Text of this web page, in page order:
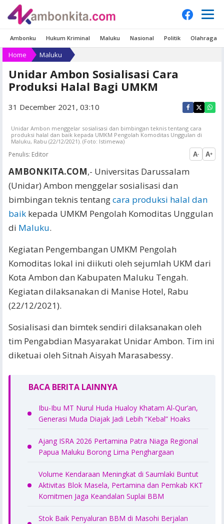
Ambonku Hukum Kriminal Maluku Nasional Politik Olahraga
Home Maluku
Unidar Ambon Sosialisasi Cara
Produksi Halal Bagi UMKM
31 December 2021, 03:10
Unidar Ambon menggelar sosialisasi dan bimbingan teknis tentang cara
produksi halal dan baik kepada UMKM Pengolah Komoditas Unggulan di
Maluku, Rabu (22/12/2021). (Foto: Istimewa)
Penulis: Editor A- A+
AMBONKITA.COM,- Universitas Darussalam
(Unidar) Ambon menggelar sosialisasi dan
bimbingan teknis tentangcara produksi halal dan
baik kepada UMKM Pengolah Komoditas Unggulan
di Maluku.
Kegiatan Pengembangan UMKM Pengolah
Komoditas lokal ini diikuti oleh sejumlah UKM dari
Kota Ambon dan Kabupaten Maluku Tengah.
Kegiatan dilaksanakan di Manise Hotel, Rabu
(22/12/2021).
Sosialisasi dan bimtek sendiri dilaksanakan oleh
tim Pengabdian Masyarakat Unidar Ambon. Tim ini
diketuai oleh Sitnah Aisyah Marasabessy.
BACA BERITA LAINNYA
Ibu-Ibu MT Nurul Huda Hualoy Khatam Al-Qur’an,
Generasi Muda Diajak Jadi Lebih “Kebal” Hoaks
Ajang ISRA 2026 Pertamina Patra Niaga Regional
Papua Maluku Borong Lima Penghargaan
Volume Kendaraan Meningkat di Saumlaki Buntut
Aktivitas Blok Masela, Pertamina dan Pemkab KKT
Komitmen Jaga Keandalan Suplai BBM
Stok Baik Penyaluran BBM di Masohi Berjalan